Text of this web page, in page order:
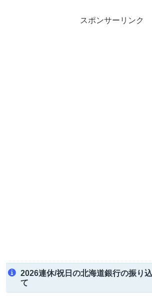
スポンサーリンク
2026連休/祝日の北海道銀行の振り
て